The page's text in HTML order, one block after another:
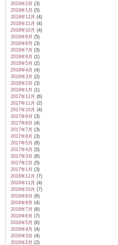
2019年2月 (3)
2019年1月 (5)
2018年12月 (4)
2018年11月 (4)
2018年10月 (4)
2018年9月 (5)
2018年8月 (3)
2018年7月 (3)
2018年6月 (1)
2018年5月 (2)
2018年4月 (4)
2018年3月 (2)
2018年2月 (3)
2018年1月 (1)
2017年12月 (6)
2017年11月 (2)
2017年10月 (4)
2017年9月 (3)
2017年8月 (4)
2017年7月 (3)
2017年6月 (3)
2017年5月 (8)
2017年4月 (5)
2017年3月 (6)
2017年2月 (5)
2017年1月 (3)
2016年12月 (7)
2016年11月 (4)
2016年10月 (7)
2016年9月 (6)
2016年8月 (4)
2016年7月 (6)
2016年6月 (7)
2016年5月 (6)
2016年4月 (4)
2016年3月 (4)
2016年2月 (2)